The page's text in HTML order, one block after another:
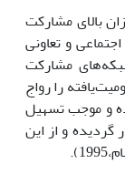
بالای مشارکت
و تعاونی
پاتنام شبکه‌های مشارکت
را رواج
و موجب تسهیل
گردیده و از این